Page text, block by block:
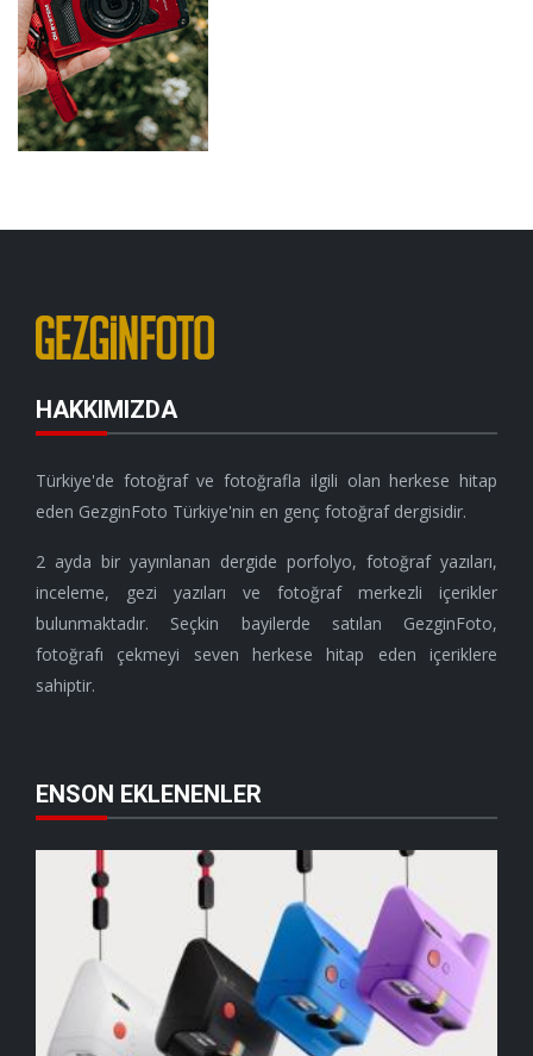
HAKKIMIZDA
Türkiye'de fotoğraf ve fotoğrafla ilgili olan herkese hitap
eden GezginFoto Türkiye'nin en genç fotoğraf dergisidir.
2 ayda bir yayınlanan dergide porfolyo, fotoğraf yazıları,
inceleme, gezi yazıları ve fotoğraf merkezli içerikler
bulunmaktadır. Seçkin bayilerde satılan GezginFoto,
fotoğrafı çekmeyi seven herkese hitap eden içeriklere
sahiptir.
ENSON EKLENENLER